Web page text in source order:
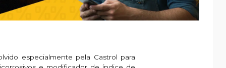
especialmente pela Castrol para